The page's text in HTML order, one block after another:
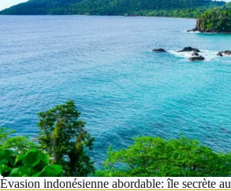
Évasion indonésienne abordable: île secrète